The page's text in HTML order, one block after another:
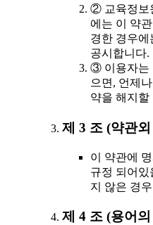
② 교육정보
에는 이 약
경한 경우
공시합니다.
③ 이용자는
으면, 언제
약을 해지할
제 3 조 (약관
이 약관에
규정 되어있
지 않은 경
제 4 조 (용어